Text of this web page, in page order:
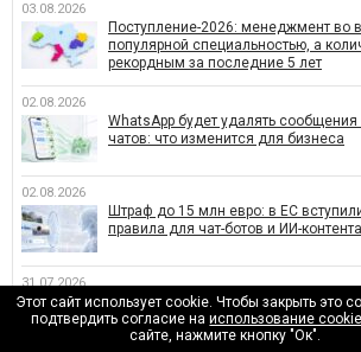
03.08.2026
Поступление-2026: менеджмент во
популярной специальностью, а
рекордным за последние 5 лет
02.08.2026
WhatsApp будет удалять
чатов: что изменится для бизнеса
02.08.2026
Штраф до 15 млн евро: в ЕС
правила для чат-ботов и ИИ-контента
31.07.2026
Почему крупные бренды больше не
каждые три года
Этот сайт использует cookie. Чтобы закрыть это
подтвердить согласие наиспользование cookie
сайте, нажмите кнопку "Ок".